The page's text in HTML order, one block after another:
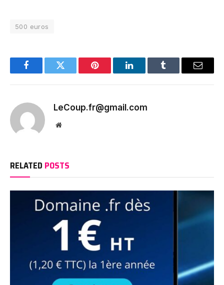
500 euros
FacebookTwitter Pinterest LinkedInTumblr Email
LeCoup.fr@gmail.com
Website
RELATED POSTS